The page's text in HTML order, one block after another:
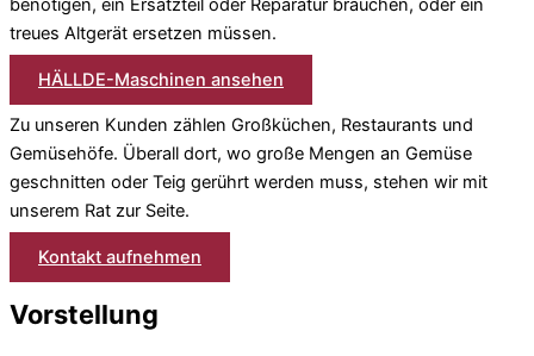
benötigen, ein Ersatzteil oder Reparatur brauchen, oder ein
treues Altgerät ersetzen müssen.
HÄLLDE-Maschinen ansehen
Zu unseren Kunden zählen Großküchen, Restaurants und
Gemüsehöfe. Überall dort, wo große Mengen an Gemüse
geschnitten oder Teig gerührt werden muss, stehen wir mit
unserem Rat zur Seite.
Kontakt aufnehmen
Vorstellung